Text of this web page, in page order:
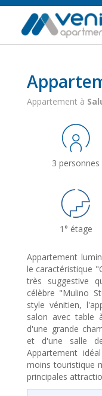
Appartement à
3 personnes
1° étage
Appartement
le caractéristique
très suggestive
célèbre "Mulino
style vénitien,
salon avec table
d'une grande
et d'une salle
Appartement
moins touristique
principales